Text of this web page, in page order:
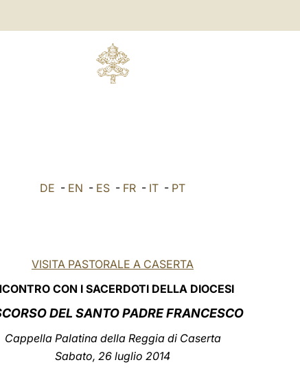
DE - EN - ES - FR - IT - PT
VISITA PASTORALE A CASERTA
CON I SACERDOTI DELLA DIOCESI
DEL SANTO PADRE FRANCESCO
Cappella Palatina della Reggia di Caserta
Sabato, 26 luglio 2014